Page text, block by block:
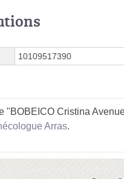
10109517390
"BOBEICO Cristina
Arras.